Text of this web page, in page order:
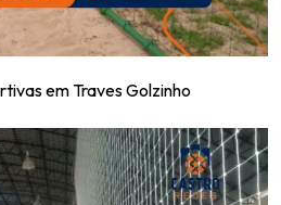
em Traves Golzinho